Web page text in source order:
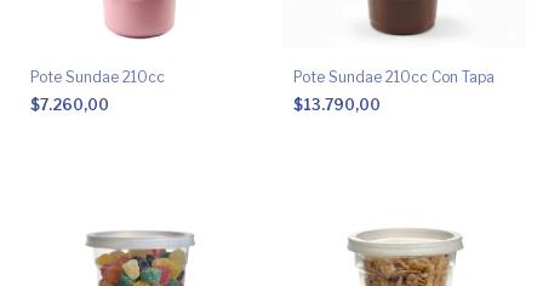
Pote Sundae 210cc
$7.260,00
Pote Sundae 210cc Con Tapa
$13.790,00